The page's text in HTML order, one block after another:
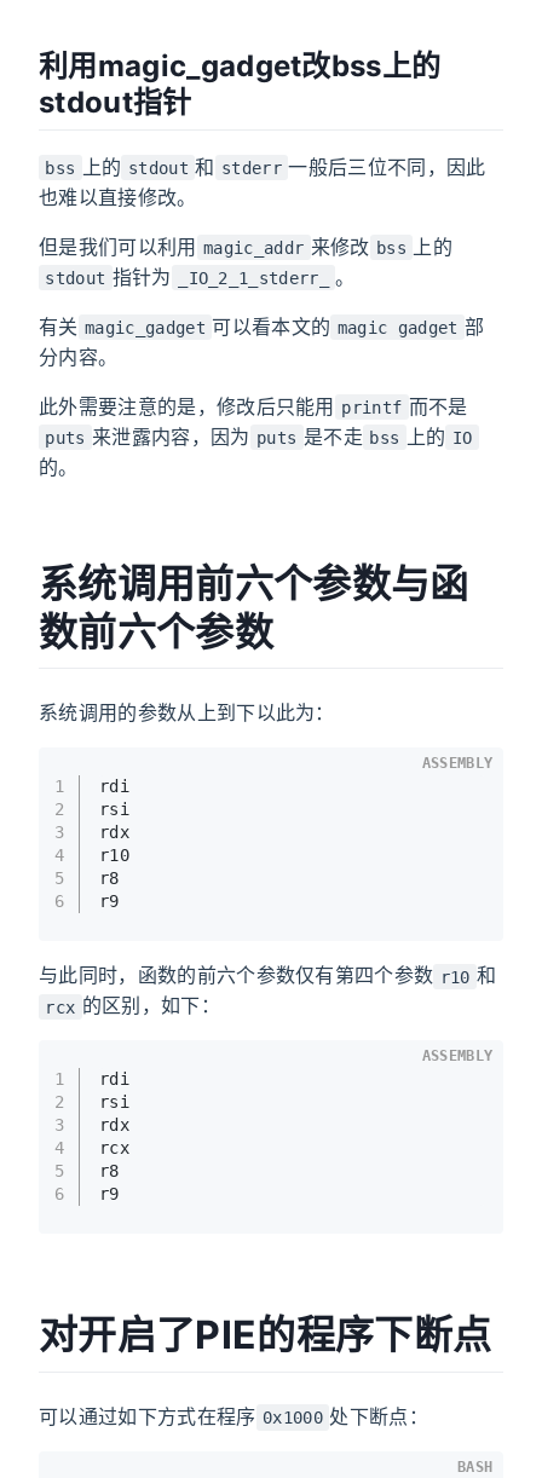
利用magic_gadget改bss上的
stdout指针
bss 上的 stdout 和 stderr 一般后三位不同，因此
也难以直接修改。
但是我们可以利用 magic_addr 来修改 bss 上的
stdout 指针为 _IO_2_1_stderr_ 。
有关 magic_gadget 可以看本文的 magic gadget 部
分内容。
此外需要注意的是，修改后只能用 printf 而不是
puts 来泄露内容，因为 puts 是不走 bss 上的 IO
的。
系统调用前六个参数与函
数前六个参数
系统调用的参数从上到下以此为：
1
2
3
4
5
6
rdi
rsi
rdx
r10
r8
r9
ASSEMBLY
与此同时，函数的前六个参数仅有第四个参数 r10 和
rcx 的区别，如下：
1
2
3
4
5
6
rdi
rsi
rdx
rcx
r8
r9
ASSEMBLY
对开启了PIE的程序下断点
可以通过如下方式在程序 0x1000 处下断点：
BASH